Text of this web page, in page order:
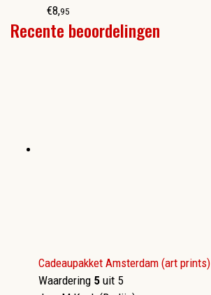
€8,95
Recente beoordelingen
Cadeaupakket Amsterdam (art prints)
Waardering 5 uit 5